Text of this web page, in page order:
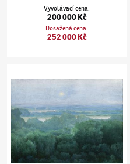
Vyvolávací cena:
200 000 Kč
Dosažená cena:
252 000 Kč